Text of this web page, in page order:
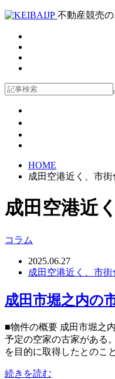
不動産競売
HOME
成田空港近く、市
成田空港近
コラム
2025.06.27
成田空港近く、市
成田市堀之内の
■物件の概要 成田市堀之
予定の空家の古家がある
を目的に取得したとのこ
続きを読む